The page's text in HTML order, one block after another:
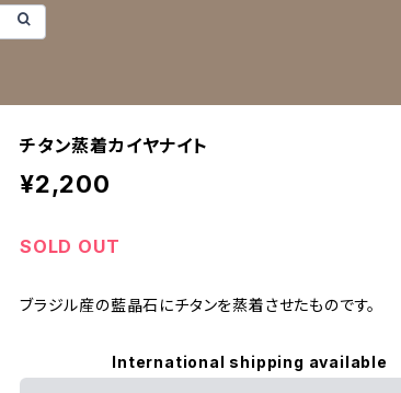
チタン蒸着カイヤナイト
¥2,200
SOLD OUT
ブラジル産の藍晶石にチタンを蒸着させたものです。
International shipping available